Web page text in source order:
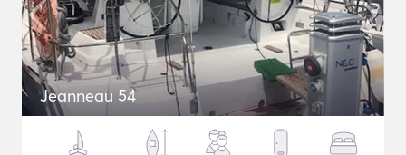
Jeanneau 54